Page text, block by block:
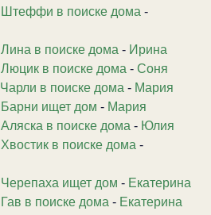
Штеффи в поиске дома -
Лина в поиске дома - Ирина
Люцик в поиске дома - Соня
Чарли в поиске дома - Мария
Барни ищет дом - Мария
Аляска в поиске дома - Юлия
Хвостик в поиске дома -
Черепаха ищет дом - Екатерина
Гав в поиске дома - Екатерина